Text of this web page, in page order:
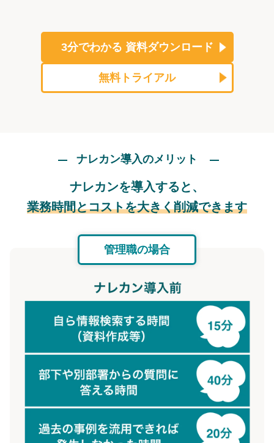
3分でわかる 資料ダウンロード
無料トライアル
ナレカン導入のメリット
ナレカンを導入すると、
業務時間とコストを大きく削減できます
管理職の場合